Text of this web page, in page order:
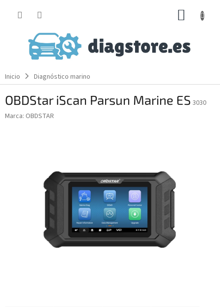
CESTA
Inicio Diagnóstico marino
OBDStar iScan Parsun Marine ES 3030
Marca: OBDSTAR